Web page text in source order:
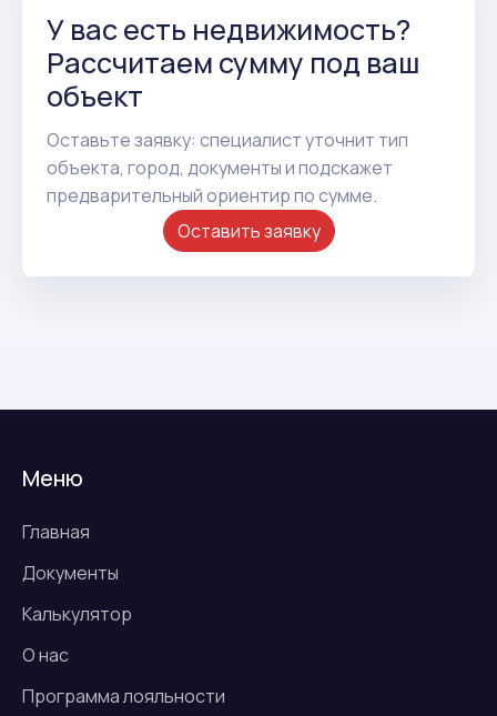
У вас есть недвижимость?
Рассчитаем сумму под ваш
объект
Оставьте заявку: специалист уточнит тип
объекта, город, документы и подскажет
предварительный ориентир по сумме.
Оставить заявку
Меню
Главная
Документы
Калькулятор
О нас
Программа лояльности